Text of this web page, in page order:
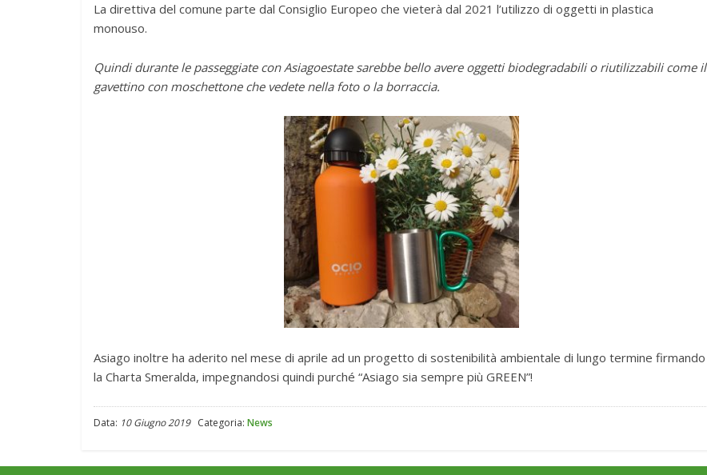
La direttiva del comune parte dal Consiglio Europeo che vieterà dal 2021 l’utilizzo di oggetti in plastica
monouso.
Quindi durante le passeggiate con Asiagoestate sarebbe bello avere oggetti biodegradabili o riutilizzabili come il
gavettino con moschettone che vedete nella foto o la borraccia.
Asiago inoltre ha aderito nel mese di aprile ad un progetto di sostenibilità ambientale di lungo termine firmando
la Charta Smeralda, impegnandosi quindi purché “Asiago sia sempre più GREEN”!
Data: 10 Giugno 2019Categoria: News